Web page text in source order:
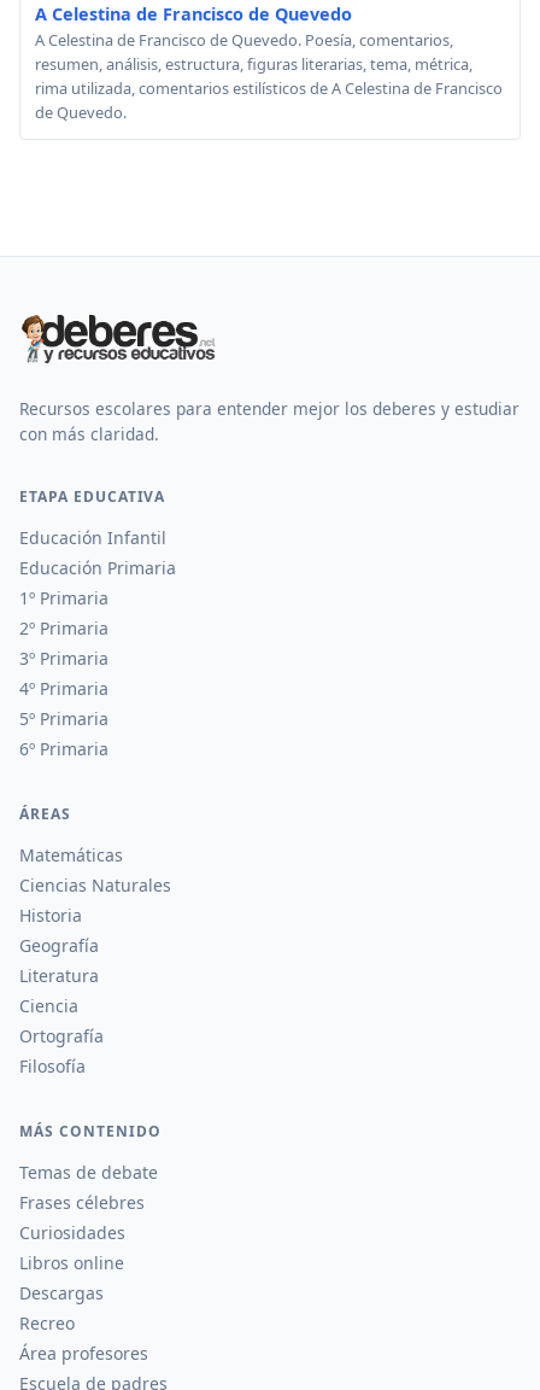
A Celestina de Francisco de Quevedo
A Celestina de Francisco de Quevedo. Poesía, comentarios,
resumen, análisis, estructura, figuras literarias, tema, métrica,
rima utilizada, comentarios estilísticos de A Celestina de Francisco
de Quevedo.
Recursos escolares para entender mejor los deberes y estudiar
con más claridad.
ETAPA EDUCATIVA
Educación Infantil
Educación Primaria
1º Primaria
2º Primaria
3º Primaria
4º Primaria
5º Primaria
6º Primaria
ÁREAS
Matemáticas
Ciencias Naturales
Historia
Geografía
Literatura
Ciencia
Ortografía
Filosofía
MÁS CONTENIDO
Temas de debate
Frases célebres
Curiosidades
Libros online
Descargas
Recreo
Área profesores
Escuela de padres